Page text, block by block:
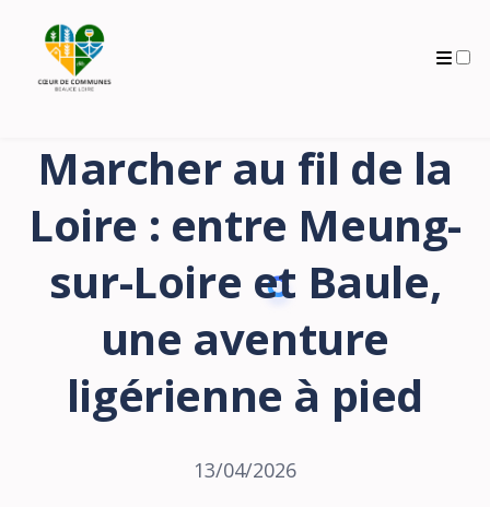
Marcher au fil de la
Loire : entre Meung-
sur-Loire et Baule,
une aventure
ligérienne à pied
13/04/2026